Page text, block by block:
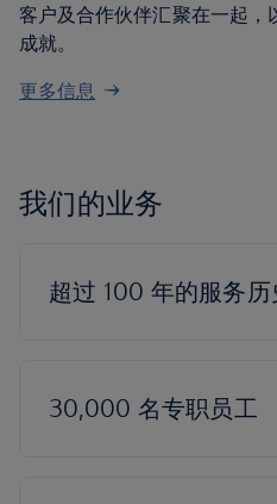
客户及合作伙伴汇聚在一起，
成就。
更多信息
我们的业务
超过 100 年的服务历
30,000 名专职员工